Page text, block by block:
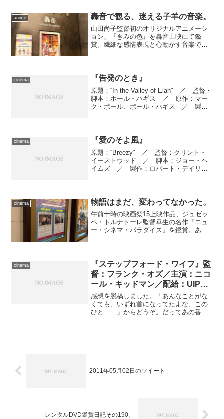
ネマズ日本橋。訪れた回...
anime 轟音で観る、迷える子羊の音楽。
山田尚子監督初のオリジナルアニメーシ
ョン、『きみの色』を轟音上映にて鑑
賞。繊細な感情表現と心動かす音楽で彩
cinema 『告発のとき』
原題：“In the Valley of Elah” ／ 監督・
脚本：ポール・ハギス ／ 原作：マー
ク・ボール、ポール・ハギス ／ 製
cinema 『愛のそよ風』
原題：“Breezy” ／ 監督：クリント・
イーストウッド ／ 脚本：ジョー・ヘ
イムズ ／ 製作：ロバート・デイリ
ツェン ／ 舞台装...
cinema 物語はまだ、変わってなかった。
午前十時の映画祭15上映作品、ジュゼッ
ペ・トルナトーレ監督畢生の名作『ニュ
ー・シネマ・パラダイス』を鑑賞。あの
cinema
『ステップフォード・ワイフ』監
督：フランク・オズ／主演：ニコ
ール・キッドマン／配給：UIP
Japan
感想を脱稿しました。「あんなことがな
くても、いずれ首になってたよな、この
ひと……」からどうぞ。だってあの番
2011年05月02日のツイート
レンタルDVD鑑賞日記その190。